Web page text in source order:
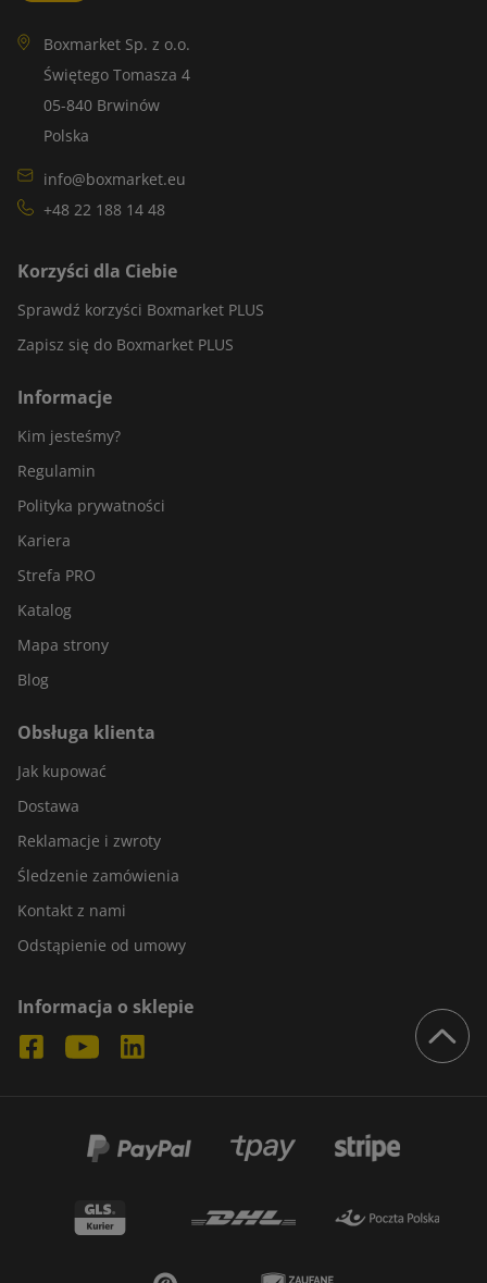
Boxmarket Sp. z o.o.
Świętego Tomasza 4
05-840 Brwinów
Polska
info@boxmarket.eu
+48 22 188 14 48
Korzyści dla Ciebie
Sprawdź korzyści Boxmarket PLUS
Zapisz się do Boxmarket PLUS
Informacje
Kim jesteśmy?
Regulamin
Polityka prywatności
Kariera
Strefa PRO
Katalog
Mapa strony
Blog
Obsługa klienta
Jak kupować
Dostawa
Reklamacje i zwroty
Śledzenie zamówienia
Kontakt z nami
Odstąpienie od umowy
Informacja o sklepie